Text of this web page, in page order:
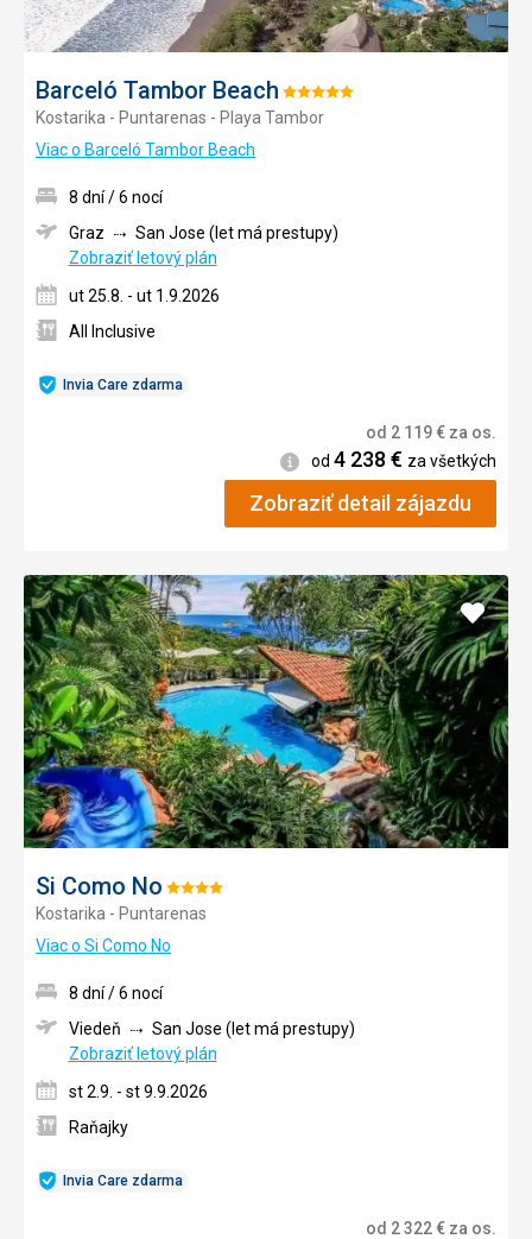
Barceló Tambor Beach Hodnotenie:
5/5
Kostarika - Puntarenas - Playa Tambor
Viac o Barceló Tambor Beach
Invia Care zdarma
8 dní / 6 nocí
Graz
San Jose (let má prestupy)
Zobraziť letový plán
ut 25.8. - ut 1.9.2026
All Inclusive
od 2 119€ za os.
Informácie
od 4 238 € za všetkých
Zobraziť detail zájazdu
Si Como No Hodnotenie:
4/5
Kostarika - Puntarenas
Viac o Si Como No
Pridať
do
Invia Care zdarma
8 dní / 6 nocí
Viedeň
San Jose (let má prestupy)
Zobraziť letový plán
st 2.9. - st 9.9.2026
Raňajky
od 2 322€ za os.